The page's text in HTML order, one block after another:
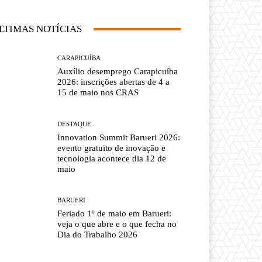
NOTÍCIAS
CARAPICUÍBA
Auxílio desemprego Carapicuíba
2026: inscrições abertas de 4 a
15 de maio nos CRAS
DESTAQUE
Innovation Summit Barueri 2026:
evento gratuito de inovação e
tecnologia acontece dia 12 de
maio
BARUERI
Feriado 1º de maio em Barueri:
veja o que abre e o que fecha no
Dia do Trabalho 2026